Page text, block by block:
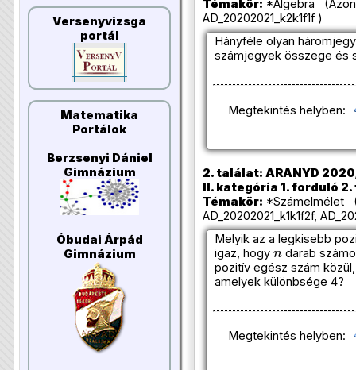
Versenyvizsga
portál
Matematika
Portálok
Berzsenyi Dániel
Gimnázium
Óbudai Árpád
Gimnázium
Témakör: *Algebra
AD_20202021_k2k1f1f )
Hányféle olyan
számjegyek összege és
Megtekintés helyben:
2. találat: ARANYD
II. kategória 1. forduló
Témakör: *Számelmélet
AD_20202021_k1k1f2f,
Melyik az a legkisebb
igaz, hogy
n
darab
pozitív egész szám
amelyek különbsége 4?
Megtekintés helyben: